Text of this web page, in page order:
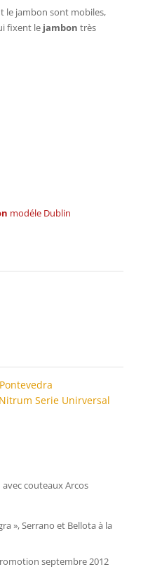
le jambon sont mobiles,
fixent le jambon très
modéle Dublin
Serie Unirversal
couteaux Arcos
», Serrano et Bellota à la
septembre 2012